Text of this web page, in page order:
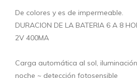
De colores y es de impermeable.
DURACION DE LA BATERIA 6 A 8
2V 400MA
Carga automática al sol,
noche ~ detección fotosensible